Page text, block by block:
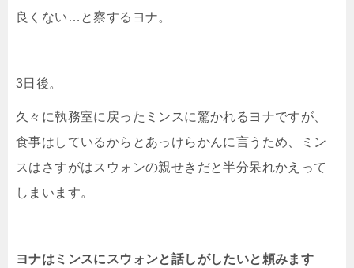
良くない…と察するヨナ。
3日後。
久々に執務室に戻ったミンスに驚かれるヨナですが、
食事はしているからとあっけらかんに言うため、ミン
スはさすがはスウォンの親せきだと半分呆れかえって
しまいます。
ヨナはミンスにスウォンと話しがしたいと頼みます